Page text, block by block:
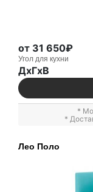
от 31 650₽
Угол для кухни
ДxГxВ
*
*
Лео Поло